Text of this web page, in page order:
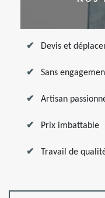
Devis et
Sans
Artisan
Prix imbattable
Travail de